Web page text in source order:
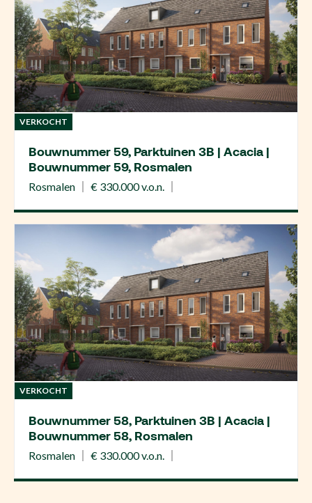
VERKOCHT
Bouwnummer 59, Parktuinen 3B | Acacia |
Bouwnummer 59, Rosmalen
Rosmalen € 330.000 v.o.n.
VERKOCHT
Bouwnummer 58, Parktuinen 3B | Acacia |
Bouwnummer 58, Rosmalen
Rosmalen € 330.000 v.o.n.